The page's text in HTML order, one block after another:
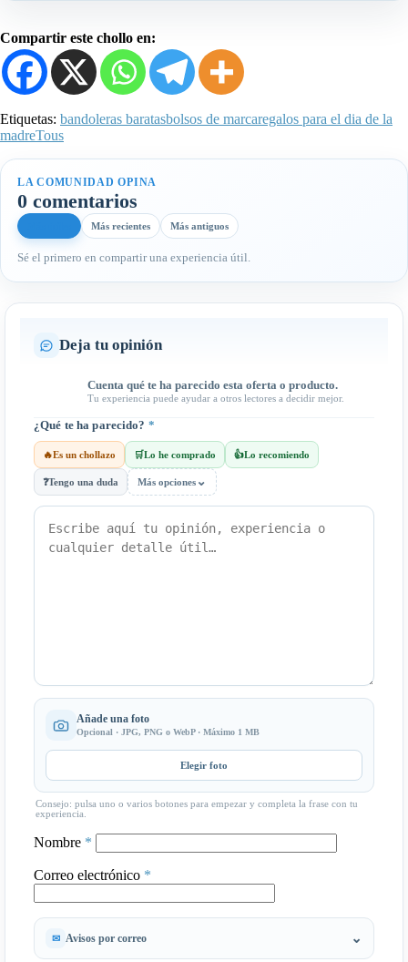
Compartir este chollo en:
Etiquetas: bandoleras baratasbolsos de marcaregalos para el dia de la
madreTous
LA COMUNIDAD OPINA
0 comentarios
Más recientes Más antiguos
Sé el primero en compartir una experiencia útil.
Deja tu opinión
Cuenta qué te ha parecido esta oferta o producto.
Tu experiencia puede ayudar a otros lectores a decidir mejor.
¿Qué te ha parecido? *
🔥Es un chollazo 🛒Lo he comprado 👍Lo recomiendo
❓Tengo una duda Más opciones ⌄
Añade una foto
Opcional · JPG, PNG o WebP · Máximo 1 MB
Elegir foto
Consejo: pulsa uno o varios botones para empezar y completa la frase con tu
experiencia.
Nombre *
Correo electrónico *
Avisos por correo